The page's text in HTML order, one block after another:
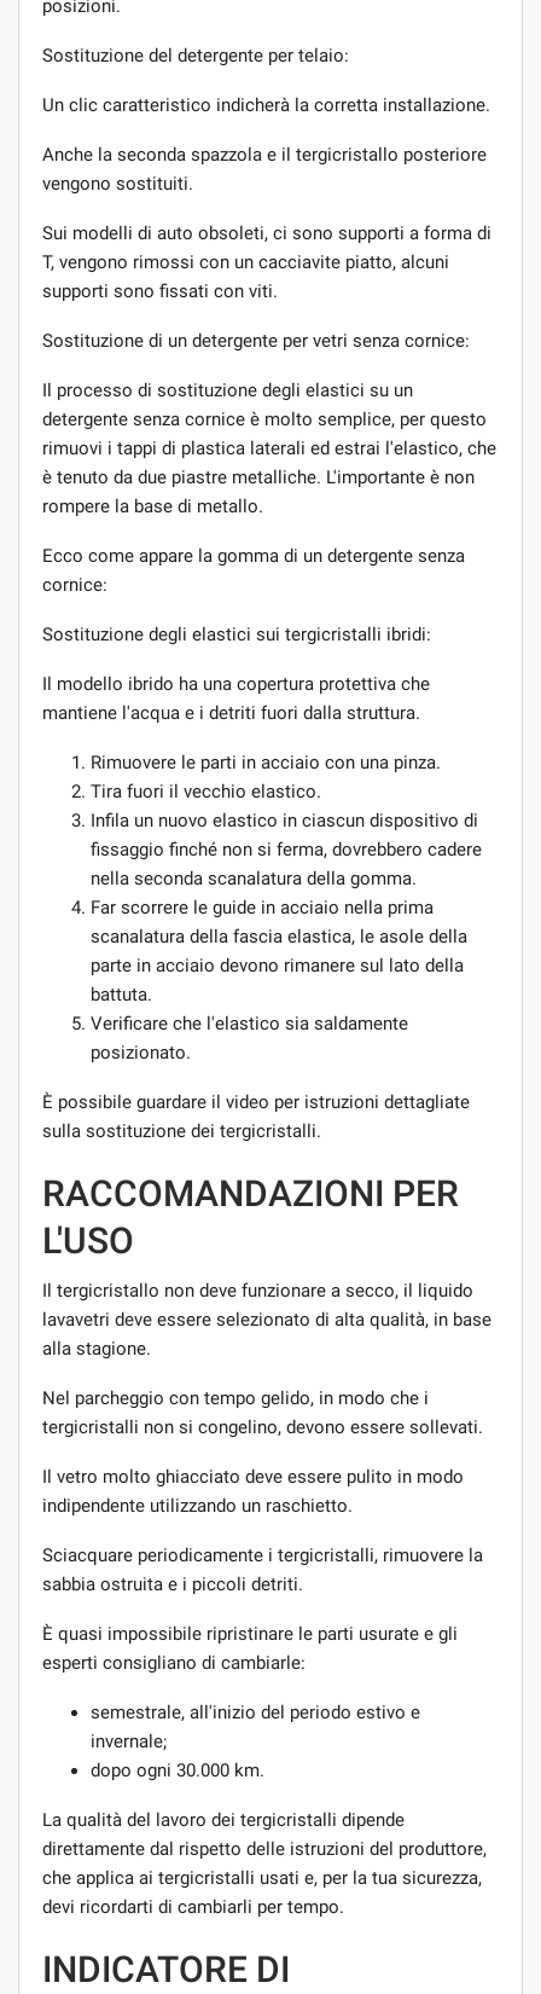
posizioni.
Sostituzione del detergente per telaio:
Un clic caratteristico indicherà la corretta installazione.
Anche la seconda spazzola e il tergicristallo posteriore
vengono sostituiti.
Sui modelli di auto obsoleti, ci sono supporti a forma di
T, vengono rimossi con un cacciavite piatto, alcuni
supporti sono fissati con viti.
Sostituzione di un detergente per vetri senza cornice:
Il processo di sostituzione degli elastici su un
detergente senza cornice è molto semplice, per questo
rimuovi i tappi di plastica laterali ed estrai l'elastico, che
è tenuto da due piastre metalliche. L'importante è non
rompere la base di metallo.
Ecco come appare la gomma di un detergente senza
cornice:
Sostituzione degli elastici sui tergicristalli ibridi:
Il modello ibrido ha una copertura protettiva che
mantiene l'acqua e i detriti fuori dalla struttura.
Rimuovere le parti in acciaio con una pinza.
Tira fuori il vecchio elastico.
Infila un nuovo elastico in ciascun dispositivo di
fissaggio finché non si ferma, dovrebbero cadere
nella seconda scanalatura della gomma.
Far scorrere le guide in acciaio nella prima
scanalatura della fascia elastica, le asole della
parte in acciaio devono rimanere sul lato della
battuta.
Verificare che l'elastico sia saldamente
posizionato.
È possibile guardare il video per istruzioni dettagliate
sulla sostituzione dei tergicristalli.
RACCOMANDAZIONI PER
L'USO
Il tergicristallo non deve funzionare a secco, il liquido
lavavetri deve essere selezionato di alta qualità, in base
alla stagione.
Nel parcheggio con tempo gelido, in modo che i
tergicristalli non si congelino, devono essere sollevati.
Il vetro molto ghiacciato deve essere pulito in modo
indipendente utilizzando un raschietto.
Sciacquare periodicamente i tergicristalli, rimuovere la
sabbia ostruita e i piccoli detriti.
È quasi impossibile ripristinare le parti usurate e gli
esperti consigliano di cambiarle:
semestrale, all'inizio del periodo estivo e
invernale;
dopo ogni 30.000 km.
La qualità del lavoro dei tergicristalli dipende
direttamente dal rispetto delle istruzioni del produttore,
che applica ai tergicristalli usati e, per la tua sicurezza,
devi ricordarti di cambiarli per tempo.
INDICATORE DI